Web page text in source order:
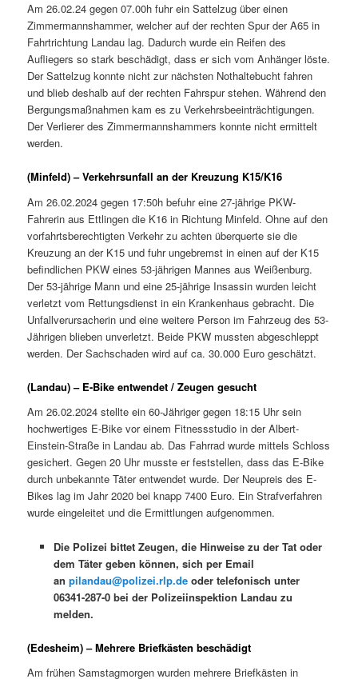
Am 26.02.24 gegen 07.00h fuhr ein Sattelzug über einen
Zimmermannshammer, welcher auf der rechten Spur der A65 in
Fahrtrichtung Landau lag. Dadurch wurde ein Reifen des
Aufliegers so stark beschädigt, dass er sich vom Anhänger löste.
Der Sattelzug konnte nicht zur nächsten Nothaltebucht fahren
und blieb deshalb auf der rechten Fahrspur stehen. Während den
Bergungsmaßnahmen kam es zu Verkehrsbeeinträchtigungen.
Der Verlierer des Zimmermannshammers konnte nicht ermittelt
werden.
(Minfeld) – Verkehrsunfall an der Kreuzung K15/K16
Am 26.02.2024 gegen 17:50h befuhr eine 27-jährige PKW-
Fahrerin aus Ettlingen die K16 in Richtung Minfeld. Ohne auf den
vorfahrtsberechtigten Verkehr zu achten überquerte sie die
Kreuzung an der K15 und fuhr ungebremst in einen auf der K15
befindlichen PKW eines 53-jährigen Mannes aus Weißenburg.
Der 53-jährige Mann und eine 25-jährige Insassin wurden leicht
verletzt vom Rettungsdienst in ein Krankenhaus gebracht. Die
Unfallverursacherin und eine weitere Person im Fahrzeug des 53-
Jährigen blieben unverletzt. Beide PKW mussten abgeschleppt
werden. Der Sachschaden wird auf ca. 30.000 Euro geschätzt.
(Landau) – E-Bike entwendet / Zeugen gesucht
Am 26.02.2024 stellte ein 60-Jähriger gegen 18:15 Uhr sein
hochwertiges E-Bike vor einem Fitnessstudio in der Albert-
Einstein-Straße in Landau ab. Das Fahrrad wurde mittels Schloss
gesichert. Gegen 20 Uhr musste er feststellen, dass das E-Bike
durch unbekannte Täter entwendet wurde. Der Neupreis des E-
Bikes lag im Jahr 2020 bei knapp 7400 Euro. Ein Strafverfahren
wurde eingeleitet und die Ermittlungen aufgenommen.
Die Polizei bittet Zeugen, die Hinweise zu der Tat oder
dem Täter geben können, sich per Email
an pilandau@polizei.rlp.deoder telefonisch unter
06341-287-0 bei der Polizeiinspektion Landau zu
melden.
(Edesheim) – Mehrere Briefkästen beschädigt
Am frühen Samstagmorgen wurden mehrere Briefkästen in